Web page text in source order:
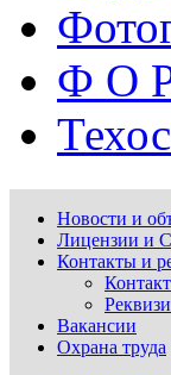
Ф О
Новости и
Лицензии и
Контакты и
Вакансии
Охрана труда